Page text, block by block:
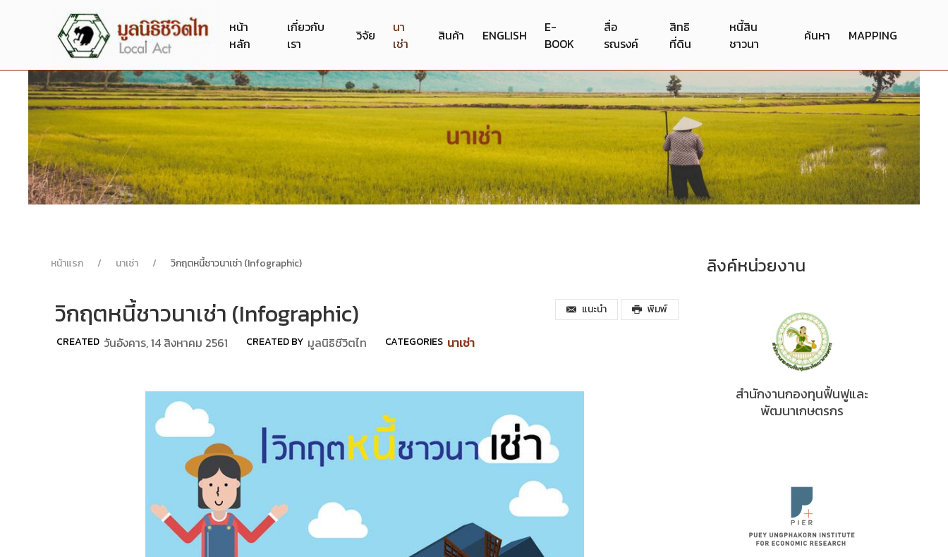
หน้า
หลัก
เกี่ยวกับ
เรา
วิจัย
นา
เช่า
สินค้า ENGLISH
E-
BOOK
สื่อ
รณรงค์
สิทธิ
ที่ดิน
หนี้สิน
ชาวนา
ค้นหา MAPPING
หน้าแรก นาเช่า วิกฤตหนี้ชาวนาเช่า (Infographic)
แนะนำ พิมพ์
วิกฤตหนี้ชาวนาเช่า (Infographic)
CREATED วันอังคาร, 14 สิงหาคม 2561 CREATED BY มูลนิธิชีวิตไท CATEGORIES นาเช่า
ลิงค์หน่วยงาน
สำนักงานกองทุนฟื้นฟูและ
พัฒนาเกษตรกร